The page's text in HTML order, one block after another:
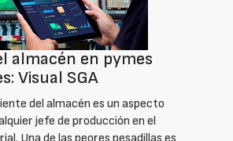
almacén en pymes
Visual SGA
del almacén es un aspecto
jefe de producción en el